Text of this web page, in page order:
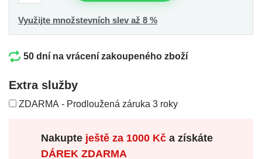
Využijte množstevních slev až 8 %
50 dní na vrácení zakoupeného zboží
Extra služby
ZDARMA - Prodloužená záruka 3 roky
Nakupte ještě za1000 Kča získáte
DÁREK ZDARMA